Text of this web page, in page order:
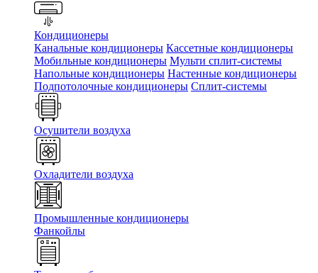
Кондиционеры
Канальные кондиционеры Кассетные кондиционеры
Мобильные кондиционеры Мульти сплит-системы
Напольные кондиционеры Настенные кондиционеры
Подпотолочные кондиционеры Сплит-системы
Осушители воздуха
Охладители воздуха
Промышленные кондиционеры
Фанкойлы